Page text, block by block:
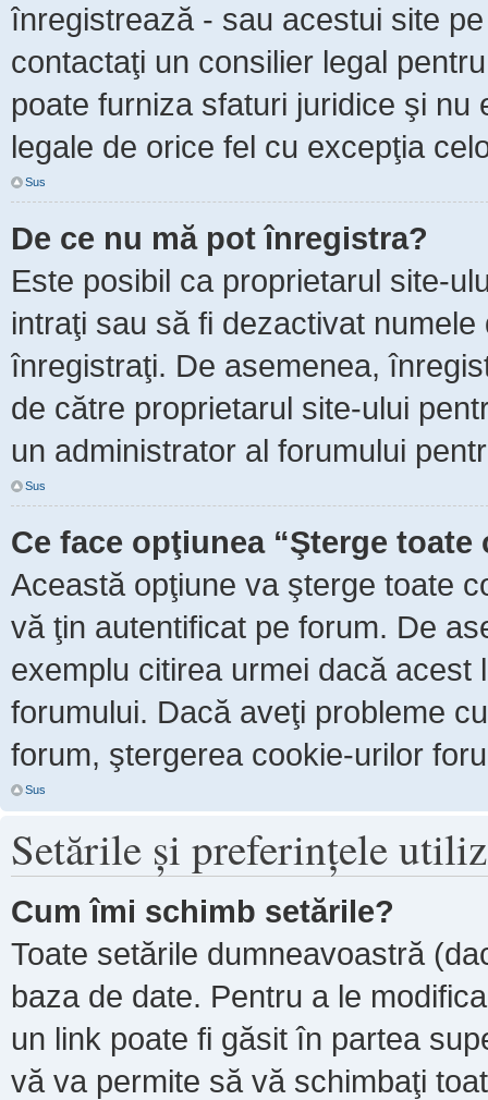
înregistrează - sau acestui site
contactaţi un consilier legal
poate furniza sfaturi juridice şi
legale de orice fel cu excepţia
Sus
De ce nu mă pot înregistra?
Este posibil ca proprietarul site-
intraţi sau să fi dezactivat
înregistraţi. De asemenea,
de către proprietarul site-ului
un administrator al forumului
Sus
Ce face opţiunea “Şterge
Această opţiune va şterge toate
vă ţin autentificat pe forum. De
exemplu citirea urmei dacă
forumului. Dacă aveţi probleme
forum, ştergerea cookie-urilor
Sus
Setările şi preferinţele
Cum îmi schimb setările?
Toate setările dumneavoastră
baza de date. Pentru a le
un link poate fi găsit în partea
vă va permite să vă schimbaţi